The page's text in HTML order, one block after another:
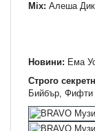
Mix: Алеша
Новини: Eма
Строго
Бийбър, Фифти